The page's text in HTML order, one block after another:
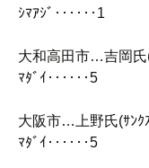
ｼﾏｱｼﾞ‥‥‥1
大和高田市…吉岡氏
ﾏﾀﾞｲ‥‥‥5
大阪市…上野氏(ｻﾝｸ
ﾏﾀﾞｲ‥‥‥5